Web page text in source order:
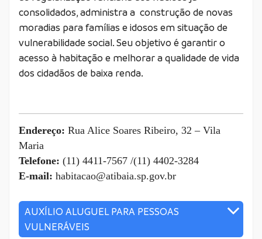
consolidados, administra a construção de novas
moradias para famílias e idosos em situação de
vulnerabilidade social. Seu objetivo é garantir o
acesso à habitação e melhorar a qualidade de vida
dos cidadãos de baixa renda.
Endereço: Rua Alice Soares Ribeiro, 32 – Vila
Maria
Telefone: (11) 4411-7567 /(11) 4402-3284
E-mail: habitacao@atibaia.sp.gov.br
AUXÍLIO ALUGUEL PARA PESSOAS
VULNERÁVEIS